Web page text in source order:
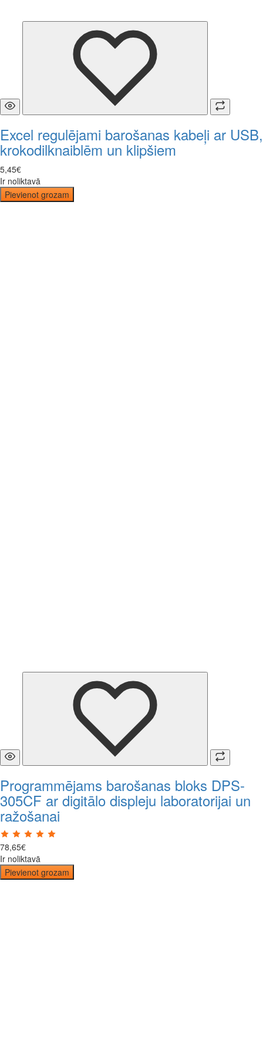
Excel regulējami barošanas kabeļi ar USB,
krokodilknaiblēm un klipšiem
5,45€
Ir noliktavā
Pievienot grozam
Programmējams barošanas bloks DPS-
305CF ar digitālo displeju laboratorijai un
ražošanai
78,65€
Ir noliktavā
Pievienot grozam